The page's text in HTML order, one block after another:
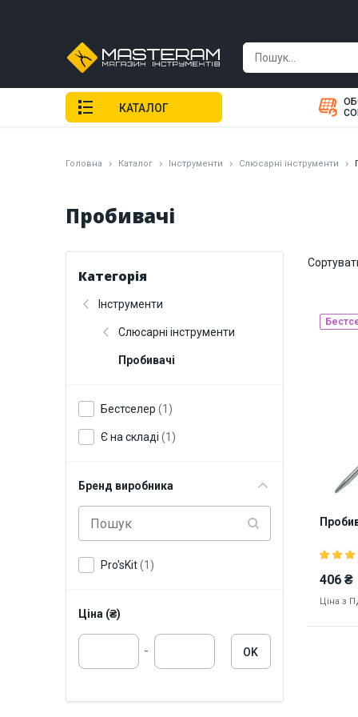
Пробивачі
Головна Каталог Інструменти Слюсарні інструменти
406 ₴
Ціна з
Категорія
Інструменти
Слюсарні інструменти
Пробивачі
Бестселер (1)
Є на складі (1)
Бренд виробника
Pro'sKit(1)
Ціна (₴)
- OK
КАТАЛОГ